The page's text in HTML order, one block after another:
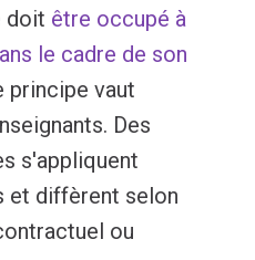
doit être occupé à
le cadre de son
principe vaut
Des
s'appliquent
et diffèrent selon
ou